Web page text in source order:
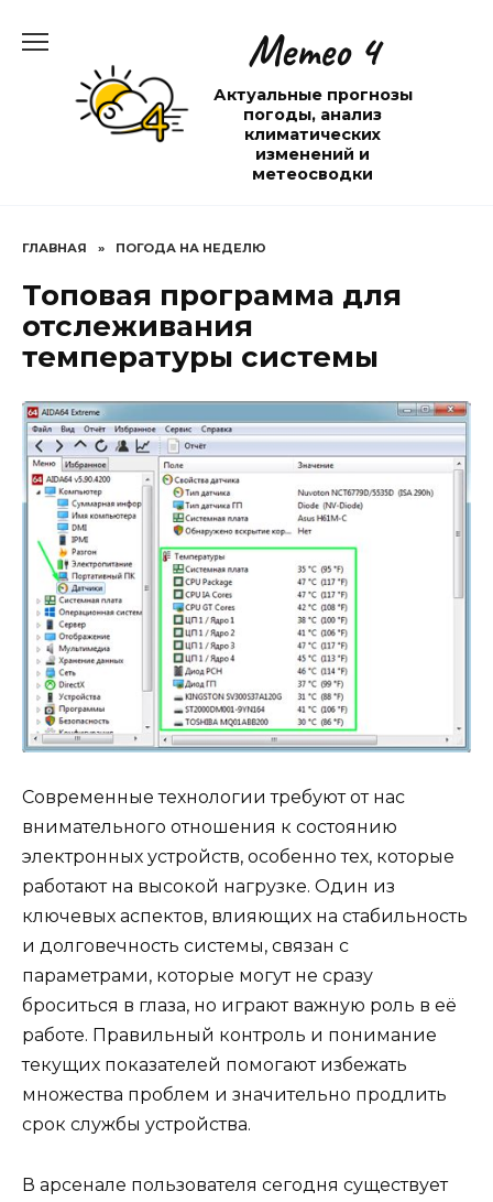
содержанию
Метео 4
Актуальные прогнозы
погоды, анализ
климатических
изменений и
метеосводки
ГЛАВНАЯ » ПОГОДА НА НЕДЕЛЮ
Топовая программа для
отслеживания
температуры системы
Современные технологии требуют от нас
внимательного отношения к состоянию
электронных устройств, особенно тех, которые
работают на высокой нагрузке. Один из
ключевых аспектов, влияющих на стабильность
и долговечность системы, связан с
параметрами, которые могут не сразу
броситься в глаза, но играют важную роль в её
работе. Правильный контроль и понимание
текущих показателей помогают избежать
множества проблем и значительно продлить
срок службы устройства.
В арсенале пользователя сегодня существует